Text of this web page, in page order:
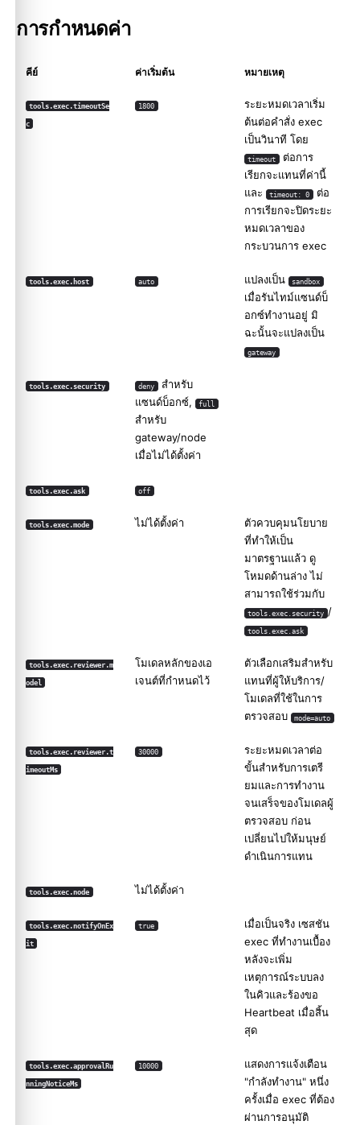
การกำหนดค่า
คีย์ ค่าเริ่มต้น หมายเหตุ
tools.exec.timeoutSe
c
1800
ระยะหมดเวลาเริ่ม
ต้นต่อคำสั่ง exec
เป็นวินาที โดย
timeout ต่อการ
เรียกจะแทนที่ค่านี้
และ
timeout: 0 ต่อ
การเรียกจะปิดระยะ
หมดเวลาของ
กระบวนการ exec
tools.exec.host auto แปลงเป็น sandbox
เมื่อรันไทม์แซนด์บ็
อกซ์ทำงานอยู่ มิ
ฉะนั้นจะแปลงเป็น
gateway
tools.exec.security deny สำหรับ
แซนด์บ็อกซ์,
full
สำหรับ
gateway/node
เมื่อไม่ได้ตั้งค่า
tools.exec.ask off
tools.exec.mode ไม่ได้ตั้งค่า
ตัวควบคุมนโยบาย
ที่ทำให้เป็น
มาตรฐานแล้ว ดู
โหมดด้านล่าง ไม่
สามารถใช้ร่วมกับ
tools.exec.security /
tools.exec.ask
tools.exec.reviewer.m
odel
โมเดลหลักของเอ
เจนต์ที่กำหนดไว้
ตัวเลือกเสริมสำหรับ
แทนที่ผู้ให้บริการ/
โมเดลที่ใช้ในการ
ตรวจสอบ
mode=auto
tools.exec.reviewer.t
imeoutMs
30000
ระยะหมดเวลาต่อ
ขั้นสำหรับการเตรี
ยมและการทำงาน
จนเสร็จของโมเดลผู้
ตรวจสอบ ก่อน
เปลี่ยนไปให้มนุษย์
ดำเนินการแทน
tools.exec.node ไม่ได้ตั้งค่า
tools.exec.notifyOnEx
it
true
เมื่อเป็นจริง เซสชัน
exec ที่ทำงานเบื้อง
หลังจะเพิ่ม
เหตุการณ์ระบบลง
ในคิวและร้องขอ
Heartbeat เมื่อสิ้น
สุด
tools.exec.approvalRu
nningNoticeMs
10000
แสดงการแจ้งเตือน
"กำลังทำงาน" หนึ่ง
ครั้งเมื่อ exec ที่ต้อง
ผ่านการอนุมัติ